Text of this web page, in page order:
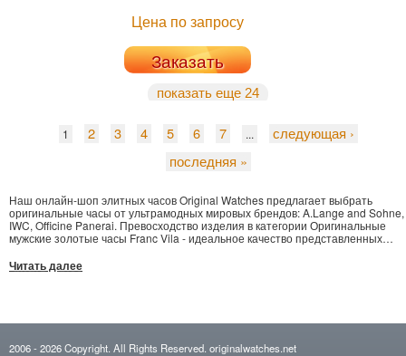
Цена по запросу
Заказать
показать еще 24
1 2 3 4 5 6 7 ...
следующая ›
последняя »
Наш онлайн-шоп элитных часов Original Watches предлагает выбрать
оригинальные часы от ультрамодных мировых брендов: A.Lange and Sohne,
IWC, Officine Panerai. Превосходство изделия в категории Оригинальные
мужские золотые часы Franc Vila - идеальное качество представленных
JEANRICHARD Special Editions - оставьте заявку, предоставив Ваши данные
в удобной форме заказа. Поставка часов Tourbillon в Москву, Кривой Рог и во
Читать далее
2006- 2026Copyright. All Rights Reserved. originalwatches.net